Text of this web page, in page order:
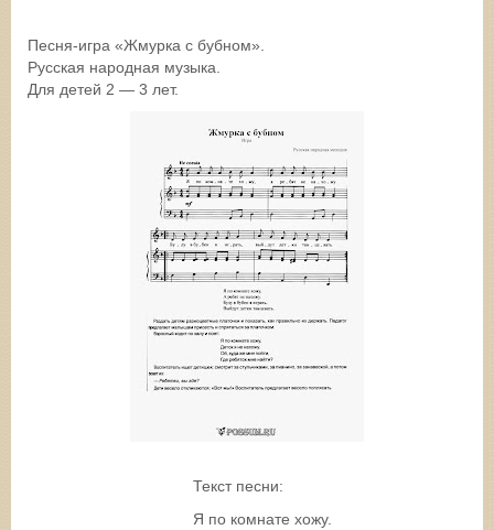
Песня-игра «Жмурка с бубном».
Русская народная музыка.
Для детей 2 — 3 лет.
Текст песни:
Я по комнате хожу.